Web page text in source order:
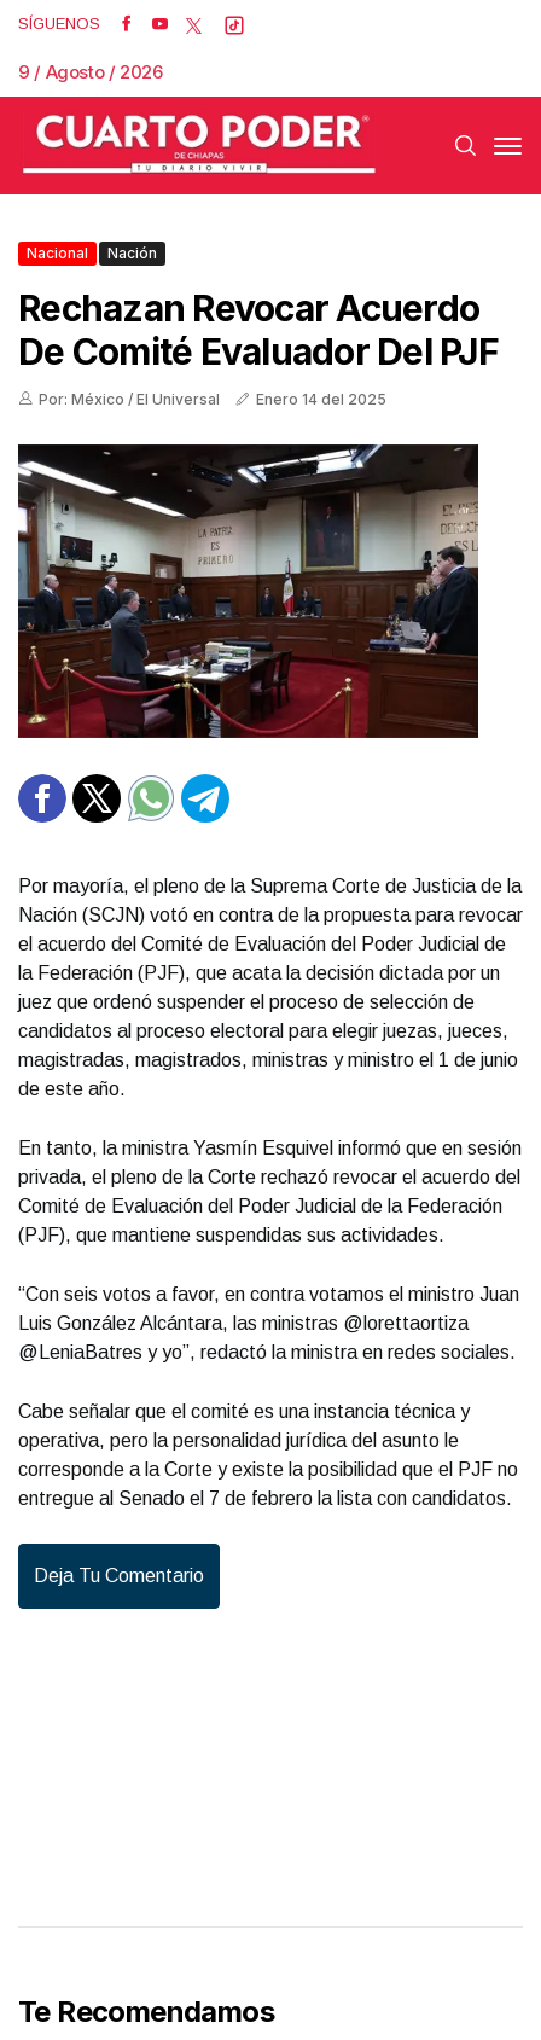
SÍGUENOS
9 / Agosto / 2026
Nacional Nación
Rechazan Revocar Acuerdo
De Comité Evaluador Del PJF
Por: México / El Universal Enero 14 del 2025
Por mayoría, el pleno de la Suprema Corte de Justicia de la
Nación (SCJN) votó en contra de la propuesta para revocar
el acuerdo del Comité de Evaluación del Poder Judicial de
la Federación (PJF), que acata la decisión dictada por un
juez que ordenó suspender el proceso de selección de
candidatos al proceso electoral para elegir juezas, jueces,
magistradas, magistrados, ministras y ministro el 1 de junio
de este año.
En tanto, la ministra Yasmín Esquivel informó que en sesión
privada, el pleno de la Corte rechazó revocar el acuerdo del
Comité de Evaluación del Poder Judicial de la Federación
(PJF), que mantiene suspendidas sus actividades.
“Con seis votos a favor, en contra votamos el ministro Juan
Luis González Alcántara, las ministras @lorettaortiza
@LeniaBatres y yo”, redactó la ministra en redes sociales.
Cabe señalar que el comité es una instancia técnica y
operativa, pero la personalidad jurídica del asunto le
corresponde a la Corte y existe la posibilidad que el PJF no
entregue al Senado el 7 de febrero la lista con candidatos.
Deja Tu Comentario
Te Recomendamos